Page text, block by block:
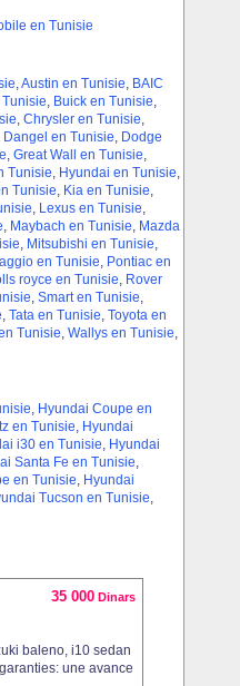
en Tunisie
,Austin en Tunisie, BAIC
, Buick en Tunisie,
, Chrysler en Tunisie,
Dangel en Tunisie, Dodge
, Great Wall en Tunisie,
Tunisie, Hyundai en Tunisie,
Tunisie, Kia en Tunisie,
, Lexus en Tunisie,
, Maybach en Tunisie, Mazda
, Mitsubishi en Tunisie,
en Tunisie, Pontiac en
royce en Tunisie, Rover
, Smart en Tunisie,
, Tata en Tunisie, Toyota en
Tunisie, Wallys en Tunisie,
, Hyundai Coupe en
en Tunisie, Hyundai
i30 en Tunisie, Hyundai
Santa Fe en Tunisie,
en Tunisie, Hyundai
Tucson en Tunisie,
35 000 Dinars
baleno, i10 sedan
une avance